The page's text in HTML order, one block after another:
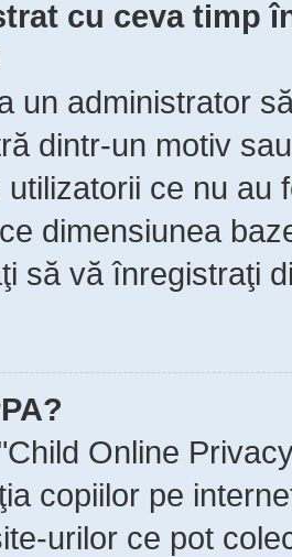
cu ceva timp
un administrator
dintr-un motiv
ce nu au
dimensiunea
să vă înregistraţi
Online
copiilor pe
urilor ce pot